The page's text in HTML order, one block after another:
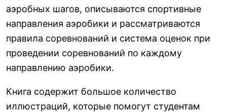
аэробных шагов, описываются спортивные
направления аэробики и рассматриваются
правила соревнований и система оценок при
проведении соревнований по каждому
направлению аэробики.
Книга содержит большое количество
иллюстраций, которые помогут студентам